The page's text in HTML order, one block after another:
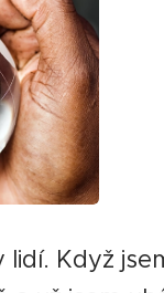
Když